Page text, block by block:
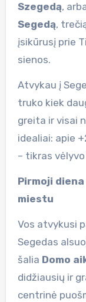
Szegedą,
Segedą,
įsikūrusį prie
sienos.
Atvykau į
truko kiek
greita ir visai
idealiai: apie
– tikras
Pirmoji
miestu
Vos atvykusi
Segedas
šalia Domo
didžiausių ir
centrinė